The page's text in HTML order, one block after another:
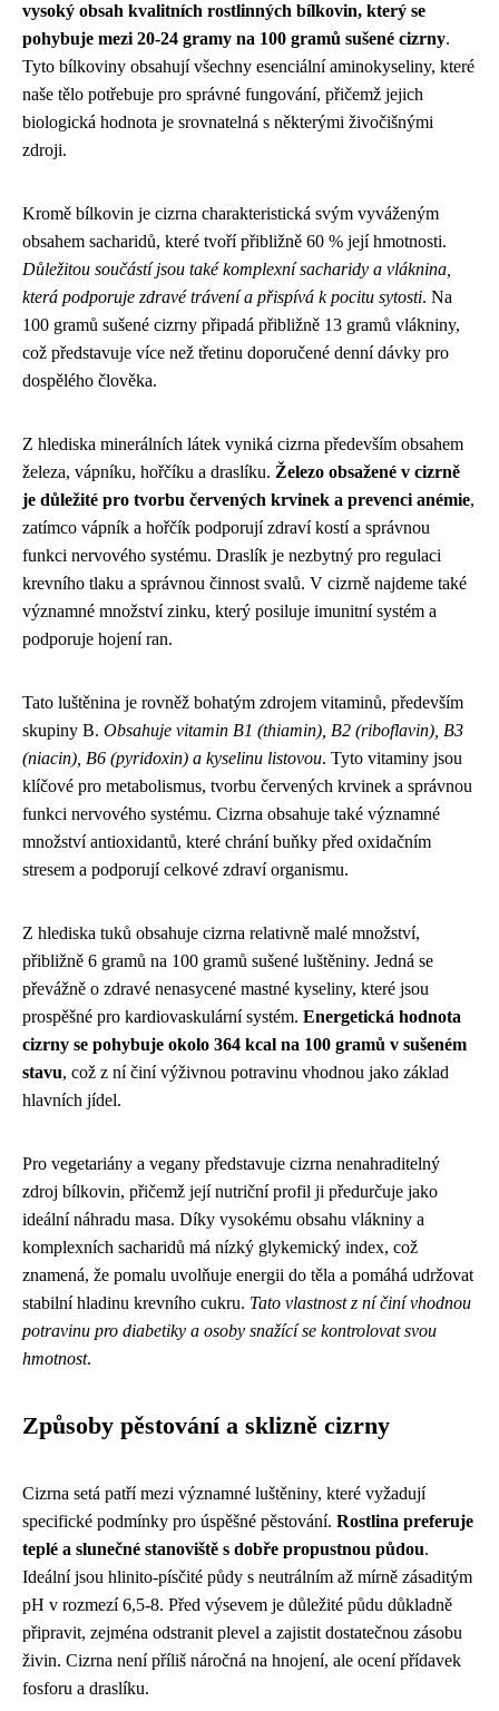
vysoký obsah kvalitních rostlinných bílkovin, který se
pohybuje mezi 20-24 gramy na 100 gramů sušené cizrny.
Tyto bílkoviny obsahují všechny esenciální aminokyseliny, které
naše tělo potřebuje pro správné fungování, přičemž jejich
biologická hodnota je srovnatelná s některými živočišnými
zdroji.
Kromě bílkovin je cizrna charakteristická svým vyváženým
obsahem sacharidů, které tvoří přibližně 60 % její hmotnosti.
Důležitou součástí jsou také komplexní sacharidy a vláknina,
která podporuje zdravé trávení a přispívá k pocitu sytosti. Na
100 gramů sušené cizrny připadá přibližně 13 gramů vlákniny,
což představuje více než třetinu doporučené denní dávky pro
dospělého člověka.
Z hlediska minerálních látek vyniká cizrna především obsahem
železa, vápníku, hořčíku a draslíku. Železo obsažené v cizrně
je důležité pro tvorbu červených krvinek a prevenci anémie,
zatímco vápník a hořčík podporují zdraví kostí a správnou
funkci nervového systému. Draslík je nezbytný pro regulaci
krevního tlaku a správnou činnost svalů. V cizrně najdeme také
významné množství zinku, který posiluje imunitní systém a
podporuje hojení ran.
Tato luštěnina je rovněž bohatým zdrojem vitaminů, především
skupiny B. Obsahuje vitamin B1 (thiamin), B2 (riboflavin), B3
(niacin), B6 (pyridoxin) a kyselinu listovou. Tyto vitaminy jsou
klíčové pro metabolismus, tvorbu červených krvinek a správnou
funkci nervového systému. Cizrna obsahuje také významné
množství antioxidantů, které chrání buňky před oxidačním
stresem a podporují celkové zdraví organismu.
Z hlediska tuků obsahuje cizrna relativně malé množství,
přibližně 6 gramů na 100 gramů sušené luštěniny. Jedná se
převážně o zdravé nenasycené mastné kyseliny, které jsou
prospěšné pro kardiovaskulární systém. Energetická hodnota
cizrny se pohybuje okolo 364 kcal na 100 gramů v sušeném
stavu, což z ní činí výživnou potravinu vhodnou jako základ
hlavních jídel.
Pro vegetariány a vegany představuje cizrna nenahraditelný
zdroj bílkovin, přičemž její nutriční profil ji předurčuje jako
ideální náhradu masa. Díky vysokému obsahu vlákniny a
komplexních sacharidů má nízký glykemický index, což
znamená, že pomalu uvolňuje energii do těla a pomáhá udržovat
stabilní hladinu krevního cukru. Tato vlastnost z ní činí vhodnou
potravinu pro diabetiky a osoby snažící se kontrolovat svou
hmotnost.
Způsoby pěstování a sklizně cizrny
Cizrna setá patří mezi významné luštěniny, které vyžadují
specifické podmínky pro úspěšné pěstování. Rostlina preferuje
teplé a slunečné stanoviště s dobře propustnou půdou.
Ideální jsou hlinito-písčité půdy s neutrálním až mírně zásaditým
pH v rozmezí 6,5-8. Před výsevem je důležité půdu důkladně
připravit, zejména odstranit plevel a zajistit dostatečnou zásobu
živin. Cizrna není příliš náročná na hnojení, ale ocení přídavek
fosforu a draslíku.